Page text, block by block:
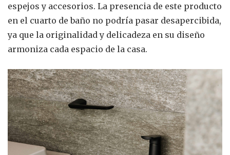
espejos y accesorios. La presencia de este producto
en el cuarto de baño no podría pasar desapercibida,
ya que la originalidad y delicadeza en su diseño
armoniza cada espacio de la casa.